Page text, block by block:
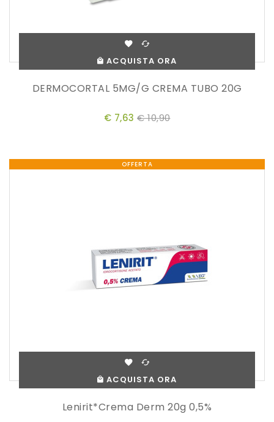
ACQUISTA ORA
DERMOCORTAL 5MG/G CREMA TUBO 20G
€ 7,63 € 10,90
OFFERTA
ACQUISTA ORA
Lenirit*crema Derm 20g 0,5%